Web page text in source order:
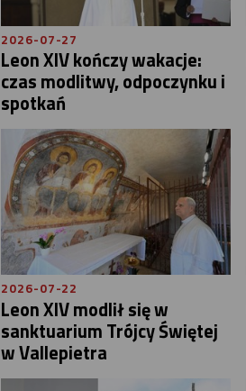
2026-07-27
Leon XIV kończy wakacje:
czas modlitwy, odpoczynku i
spotkań
2026-07-22
Leon XIV modlił się w
sanktuarium Trójcy Świętej
w Vallepietra